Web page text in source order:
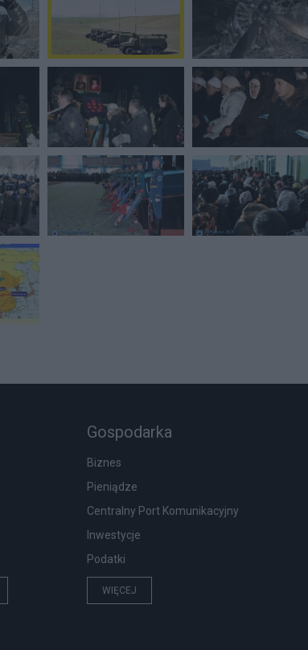
Gospodarka
Biznes
Pieniądze
Centralny Port Komunikacyjny
Inwestycje
Podatki
WIĘCEJ